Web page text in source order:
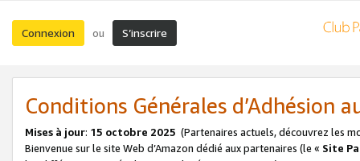
Connexion ou S’inscrire
Conditions Générales d’Adhésion
Mises à jour: 15 octobre 2025 (Partenaires actuels, découvrez les
Bienvenue sur le site Web d’Amazon dédié aux partenaires (le « Site